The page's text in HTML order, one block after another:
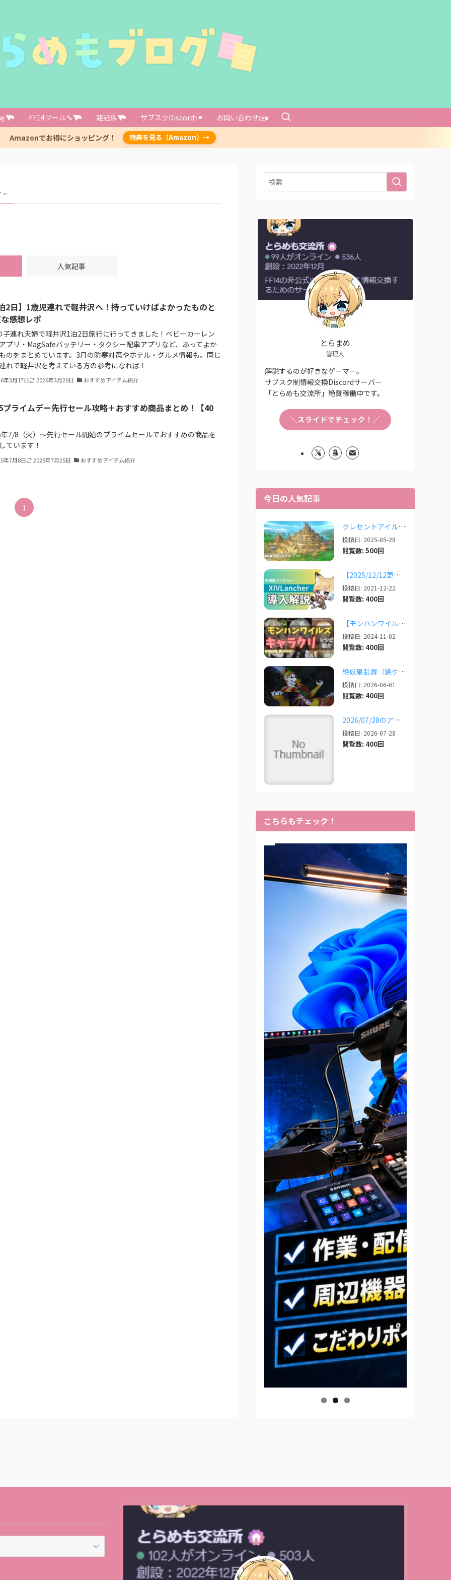
FF14ツール🔧▼ 雑記📝▼ サブスクDiscord✨️
お問い合わせ✉️
Amazonでお得にショッピング！
特典を見る（Amazon）→
–
人気記事
2日】1歳児連れで軽井沢へ！持っていけばよかったものと
感想レポ
子連れ夫婦で軽井沢1泊2日旅行に行ってきました！ベビーカーレン
プリ・MagSafeバッテリー・タクシー配車アプリなど、あってよか
のをまとめています。3月の防寒対策やホテル・グルメ情報も。同じ
れで軽井沢を考えている方の参考になれば！
年3月17日 2026年3月20日 おすすめアイテム紹介
プライムデー先行セール攻略＋おすすめ商品まとめ！【40
7/8（火）～先行セール開始のプライムセールでおすすめの商品を
ています！
年7月8日 2025年7月25日 おすすめアイテム紹介
1
とらまめ
管理人
解説するのが好きなゲーマー。
サブスク制情報交換Discordサーバー
「とらめも交流所」絶賛稼働中です。
＼スライドでチェック！／
今日の人気記事
クレセントアイルで使えるツール情報まとめ【2026/07/30更新】
投稿日: 2025-05-28
閲覧数: 500回
【2025/12/12更新】多機能ランチャー「XIVLauncher」の導入方法・使い方について
投稿日: 2021-12-22
閲覧数: 400回
【モンハンワイルズ】美人・かわいいキャラクリレシピまとめ＋その他オススメの設定など
投稿日: 2024-11-02
閲覧数: 400回
絶妖星乱舞（絶ケフカ）のSplatoonレイアウト・スクリプトまとめ
投稿日: 2026-06-01
閲覧数: 400回
2026/07/28のアプデ対応状況
投稿日: 2026-07-28
閲覧数: 400回
こちらもチェック！